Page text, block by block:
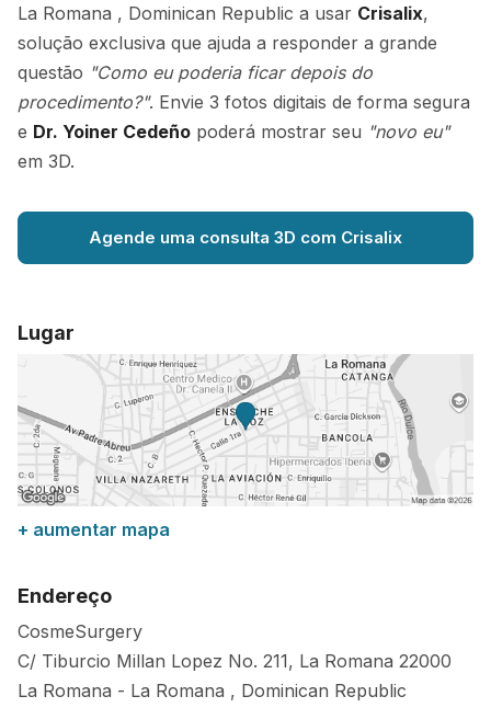
La Romana , Dominican Republic a usar Crisalix,
solução exclusiva que ajuda a responder a grande
questão "Como eu poderia ficar depois do
procedimento?". Envie 3 fotos digitais de forma segura
e Dr. Yoiner Cedeño poderá mostrar seu "novo eu"
em 3D.
Agende uma consulta 3D com Crisalix
Lugar
+ aumentar mapa
Endereço
CosmeSurgery
C/ Tiburcio Millan Lopez No. 211, La Romana 22000
La Romana - La Romana , Dominican Republic